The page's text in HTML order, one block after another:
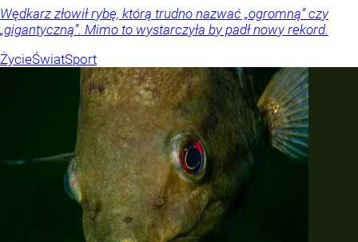
Wędkarz złowił rybę, którą trudno nazwać „ogromną” czy
„gigantyczną”. Mimo to wystarczyła by padł nowy rekord.
ŻycieŚwiatSport